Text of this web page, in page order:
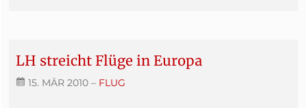
LH streicht Flüge in Europa
15. MÄR 2010 – FLUG